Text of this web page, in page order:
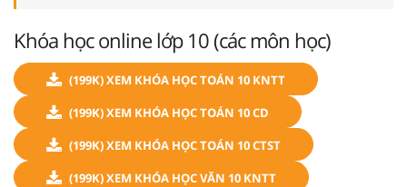
Khóa học online lớp 10 (các môn học)
(199K) XEM KHÓA HỌC TOÁN 10 KNTT
(199K) XEM KHÓA HỌC TOÁN 10 CD
(199K) XEM KHÓA HỌC TOÁN 10 CTST
(199K) XEM KHÓA HỌC VĂN 10 KNTT